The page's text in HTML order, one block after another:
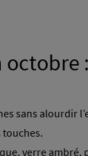
sans alourdir
verre